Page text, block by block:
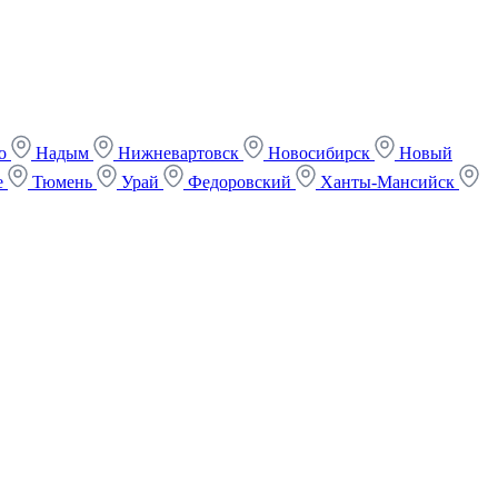
Надым Нижневартовск Новосибирск
Новый
Тюмень Урай Федоровский Ханты-Мансийск